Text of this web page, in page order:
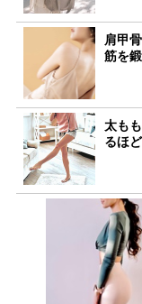
肩甲
筋を
太も
るほ